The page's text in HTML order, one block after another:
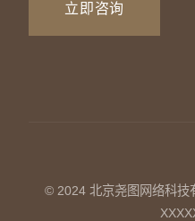
立即咨询
© 2024 北京尧图网络科技